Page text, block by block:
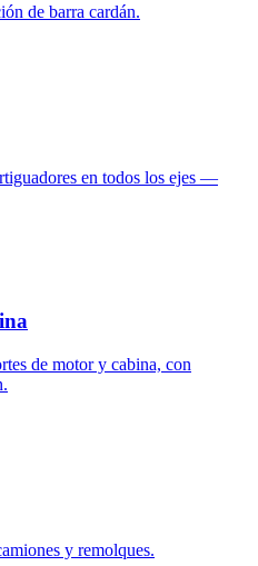
de barra cardán.
en todos los ejes —
de motor y cabina, con
y remolques.